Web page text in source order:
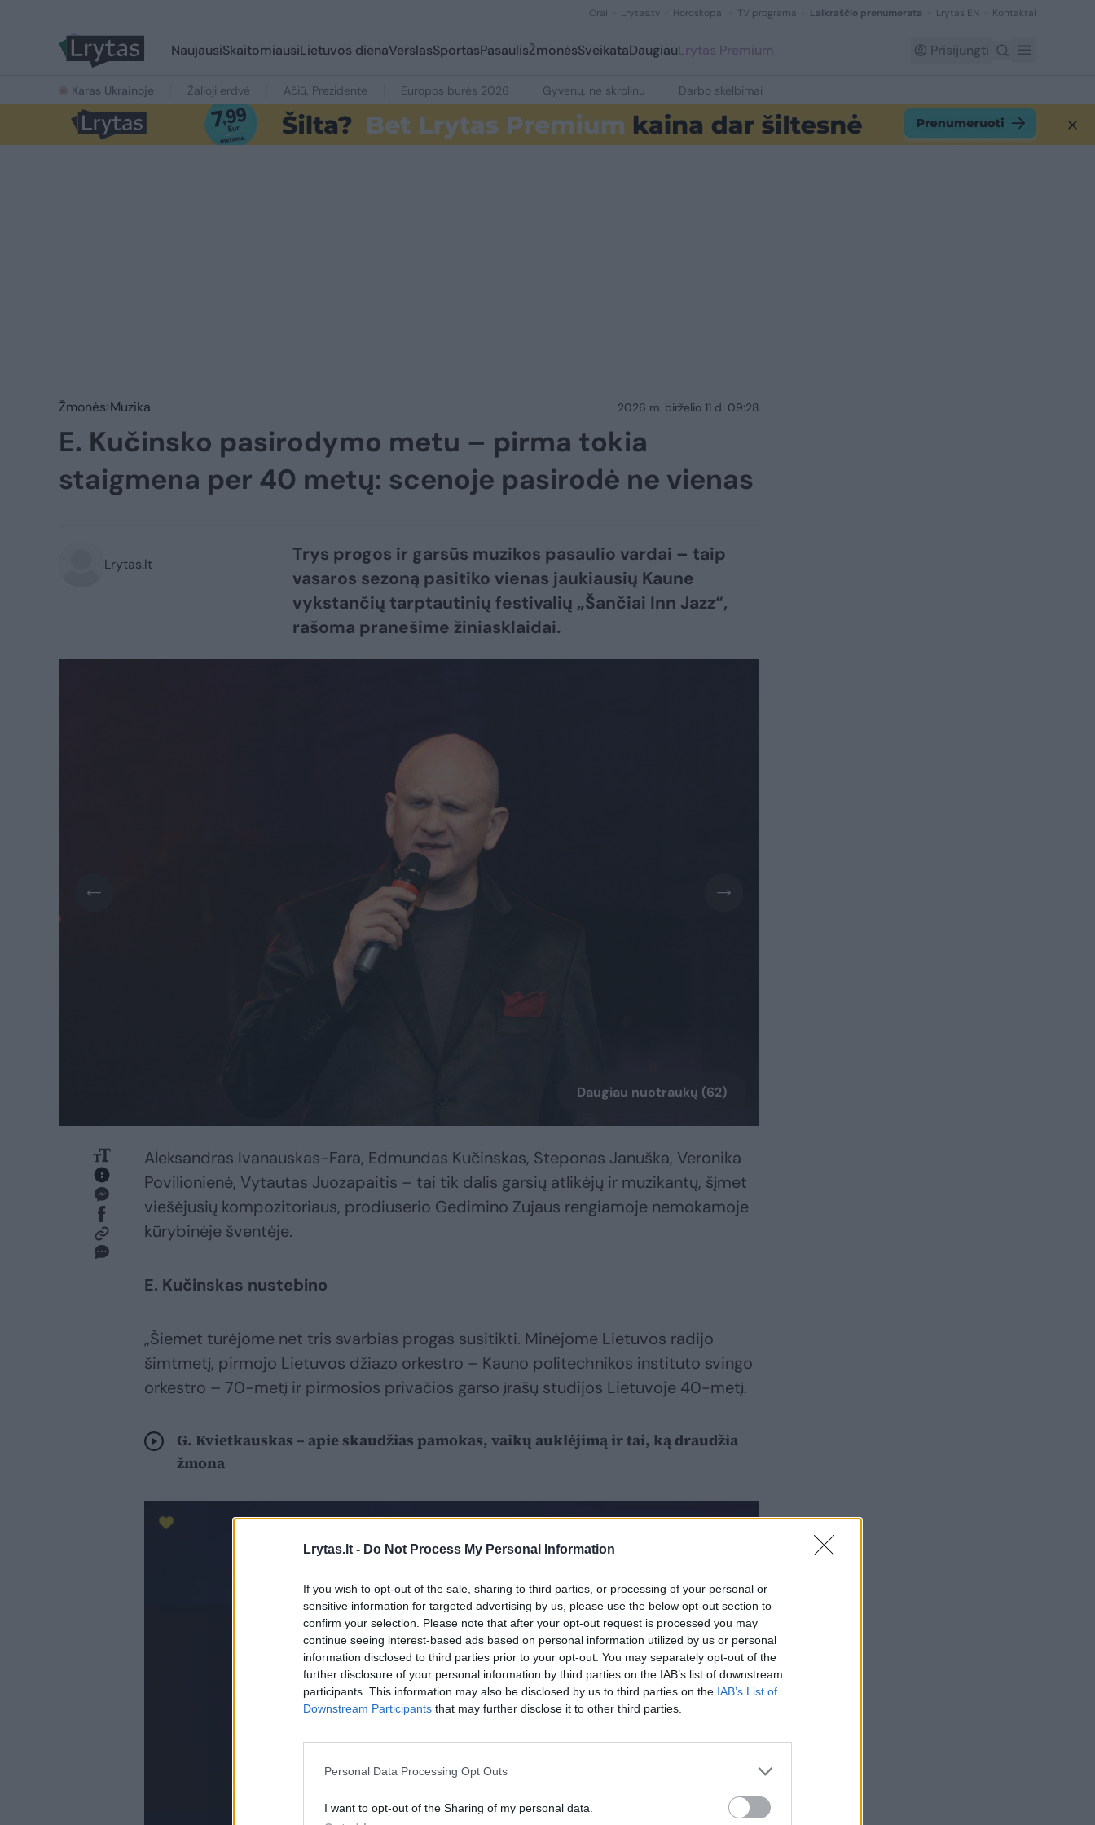
Lrytas.lt - Do Not Process My Personal Information
If you wish to opt-out of the sale, sharing to third parties, or processing of your personal or
sensitive information for targeted advertising by us, please use the below opt-out section to
confirm your selection. Please note that after your opt-out request is processed you may
continue seeing interest-based ads based on personal information utilized by us or personal
information disclosed to third parties prior to your opt-out. You may separately opt-out of the
further disclosure of your personal information by third parties on the IAB’s list of downstream
participants. This information may also be disclosed by us to third parties on the IAB’s List of
Downstream Participants that may further disclose it to other third parties.
Personal Data Processing Opt Outs
I want to opt-out of the Sharing of my personal data.
Orai Lrytas.tv Horoskopai TV programa Laikraščio prenumerata Lrytas EN Kontaktai
NaujausiSkaitomiausiLietuvos dienaVerslasSportasPasaulisŽmonėsSveikataDaugiauLrytas Premium Prisijungti
Karas Ukrainoje Žalioji erdvė Ačiū, Prezidente Europos burės 2026 Gyvenu, ne skrolinu Darbo skelbimai
Žmonės Muzika 2026 m. birželio 11 d. 09:28
E. Kučinsko pasirodymo metu – pirma tokia
staigmena per 40 metų: scenoje pasirodė ne vienas
Lrytas.lt
Trys progos ir garsūs muzikos pasaulio vardai – taip
vasaros sezoną pasitiko vienas jaukiausių Kaune
vykstančių tarptautinių festivalių „Šančiai Inn Jazz“,
rašoma pranešime žiniasklaidai.
Daugiau nuotraukų (62)
Aleksandras Ivanauskas-Fara, Edmundas Kučinskas, Steponas Januška, Veronika
Povilionienė, Vytautas Juozapaitis – tai tik dalis garsių atlikėjų ir muzikantų, šįmet
viešėjusių kompozitoriaus, prodiuserio Gedimino Zujaus rengiamoje nemokamoje
kūrybinėje šventėje.
E. Kučinskas nustebino
„Šiemet turėjome net tris svarbias progas susitikti. Minėjome Lietuvos radijo
šimtmetį, pirmojo Lietuvos džiazo orkestro – Kauno politechnikos instituto svingo
orkestro – 70-metį ir pirmosios privačios garso įrašų studijos Lietuvoje 40-metį.
G. Kvietkauskas – apie skaudžias pamokas, vaikų auklėjimą ir tai, ką draudžia
žmona